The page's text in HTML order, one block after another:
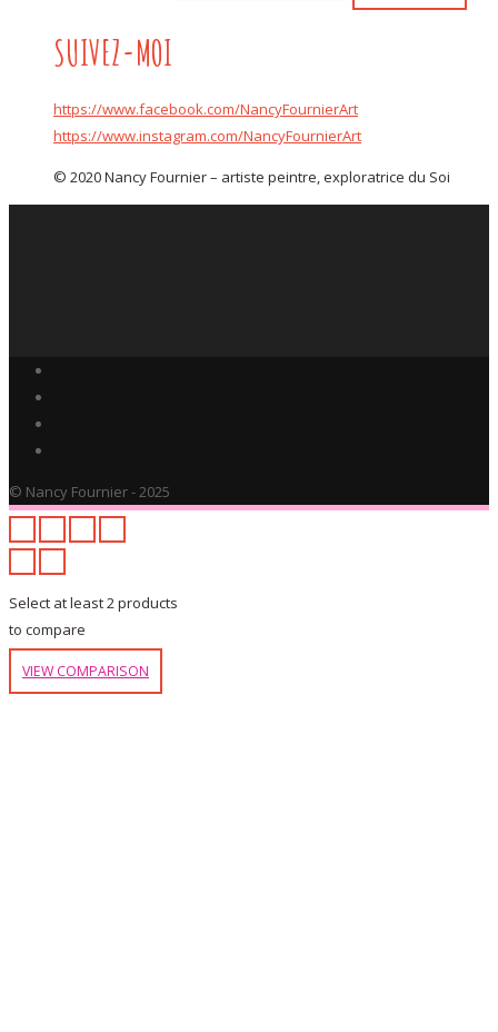
SUIVEZ-MOI
https://www.facebook.com/NancyFournierArt
https://www.instagram.com/NancyFournierArt
© 2020 Nancy Fournier – artiste peintre, exploratrice du Soi
© Nancy Fournier - 2025
Select at least 2 products
to compare
VIEW COMPARISON